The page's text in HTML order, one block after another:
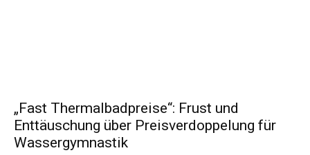
„Fast Thermalbadpreise“: Frust und
Enttäuschung über Preisverdoppelung für
Wassergymnastik